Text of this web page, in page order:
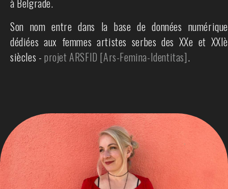
à Belgrade.
Son nom entre dans la base de données numérique
dédiées aux femmes artistes serbes des XXe et XXIè
siècles - projet ARSFID [Ars-Femina-Identitas].